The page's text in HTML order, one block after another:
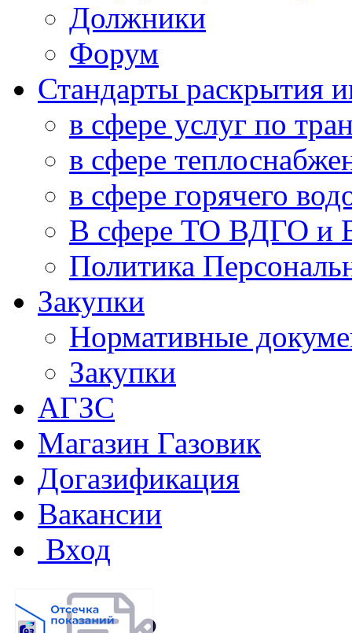
Должники
Форум
Стандарты раскрытия
в сфере услуг по
в сфере
в сфере горячего
В сфере ТО ВДГО и
Политика
Закупки
Нормативные
Закупки
АГЗС
Магазин Газовик
Догазификация
Вакансии
Вход